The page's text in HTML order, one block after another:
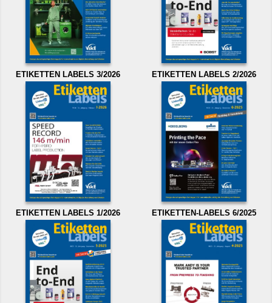
ETIKETTEN LABELS 3/2026 ETIKETTEN LABELS 2/2026
ETIKETTEN LABELS 1/2026 ETIKETTEN-LABELS 6/2025